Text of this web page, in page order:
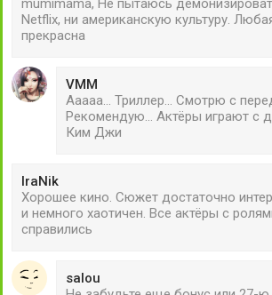
mumimama, Не пытаюсь
Netflix, ни американскую культуру.
прекрасна
VMM
Ааааа... Триллер... Смотрю с
Рекомендую... Актёры играют с
Ким Джи
IraNik
Хорошее кино. Сюжет достаточно
и немного хаотичен. Все актёры с
справились
salou